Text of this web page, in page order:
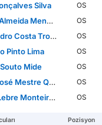
Silva
OS
Meneses Meireles
OS
Costa Trovisco
OS
Pinto Lima
OS
Mide
OS
Mestre Quintas
OS
Monteiro Figueiredo
OS
Pozisyon